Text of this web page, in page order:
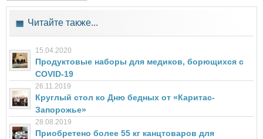
Читайте также...
15.04.2020
Продуктовые наборы для медиков, борющихся с
COVID-19
26.11.2019
Круглый стол ко Дню бедных от «Каритас-
Запорожье»
28.08.2019
Приобретено более 55 кг канцтоваров для